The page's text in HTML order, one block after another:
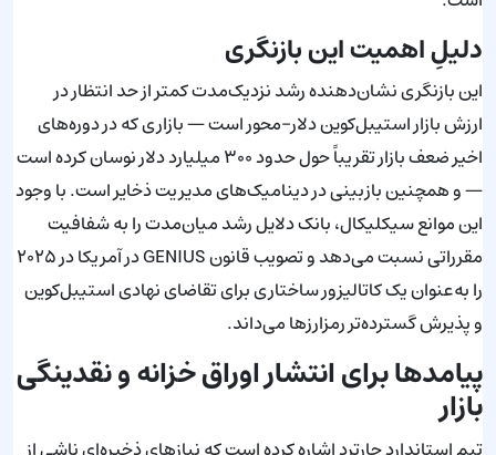
دلیلِ اهمیت این بازنگری
این بازنگری نشان‌دهنده رشد نزدیک‌مدت کمتر از حد انتظار در
ارزش بازار استیبل‌کوین دلار-محور است — بازاری که در دوره‌های
اخیر ضعف بازار تقریباً حول حدود ۳۰۰ میلیارد دلار نوسان کرده است
— و همچنین بازبینی در دینامیک‌های مدیریت ذخایر است. با وجود
این موانع سیکلیکال، بانک دلایل رشد میان‌مدت را به شفافیت
مقرراتی نسبت می‌دهد و تصویب قانون GENIUS در آمریکا در ۲۰۲۵
را به‌عنوان یک کاتالیزور ساختاری برای تقاضای نهادی استیبل‌کوین
و پذیرش گسترده‌تر رمزارزها می‌داند.
پیامدها برای انتشار اوراق خزانه و نقدینگی
بازار